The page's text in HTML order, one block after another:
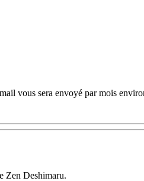
vous sera envoyé par mois
Zen Deshimaru.